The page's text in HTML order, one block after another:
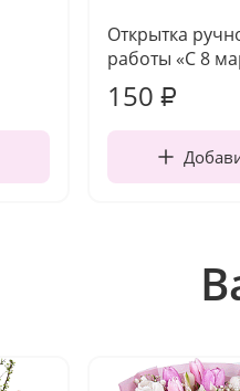
Открытка
работы «С 8
150 ₽